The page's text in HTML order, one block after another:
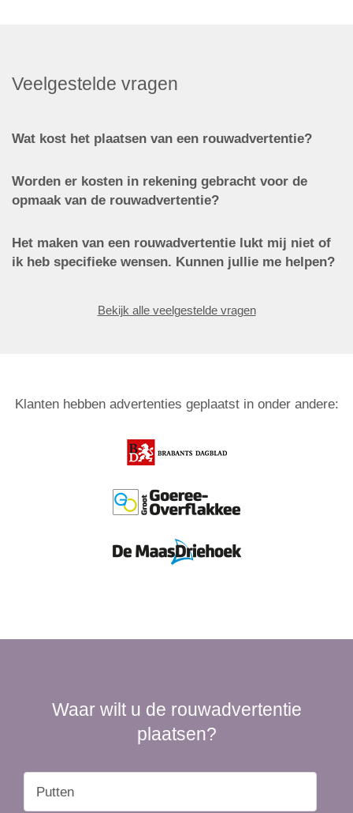
Veelgestelde vragen
Wat kost het plaatsen van een rouwadvertentie?
Worden er kosten in rekening gebracht voor de
opmaak van de rouwadvertentie?
Het maken van een rouwadvertentie lukt mij niet of
ik heb specifieke wensen. Kunnen jullie me helpen?
Bekijk alle veelgestelde vragen
Klanten hebben advertenties geplaatst in onder andere:
Waar wilt u de rouwadvertentie
plaatsen?